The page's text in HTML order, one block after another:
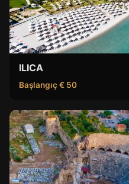
ILICA
Başlangıç € 50